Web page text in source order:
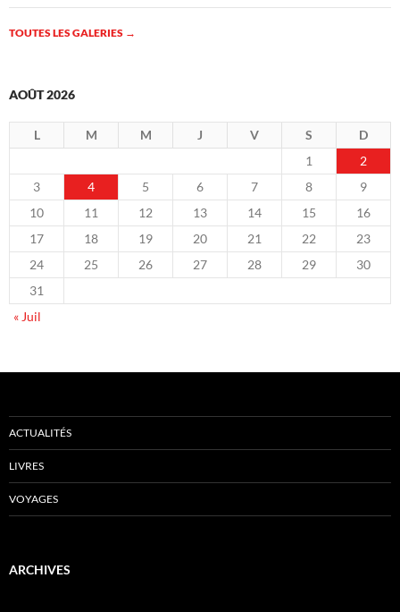
TOUTES LES GALERIES →
AOÛT 2026
L M M J V S
D
1
2
3
4 5 6 7 8
9
10
11 12 13 14 15
16
17
18 19 20 21 22
23
24
25 26 27 28 29
30
31
« Juil
ACTUALITÉS
LIVRES
VOYAGES
ARCHIVES